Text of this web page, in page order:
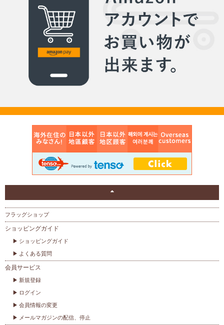
フラッグショップ
ショッピングガイド
ショッピングガイド
よくある質問
会員サービス
新規登録
ログイン
会員情報の変更
メールマガジンの配信、停止